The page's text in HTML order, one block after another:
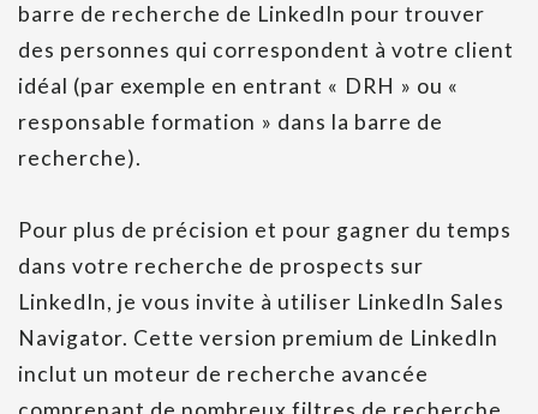
barre de recherche de LinkedIn pour trouver
des personnes qui correspondent à votre client
idéal (par exemple en entrant « DRH » ou «
responsable formation » dans la barre de
recherche).
Pour plus de précision et pour gagner du temps
dans votre recherche de prospects sur
LinkedIn, je vous invite à utiliser LinkedIn Sales
Navigator. Cette version premium de LinkedIn
inclut un moteur de recherche avancée